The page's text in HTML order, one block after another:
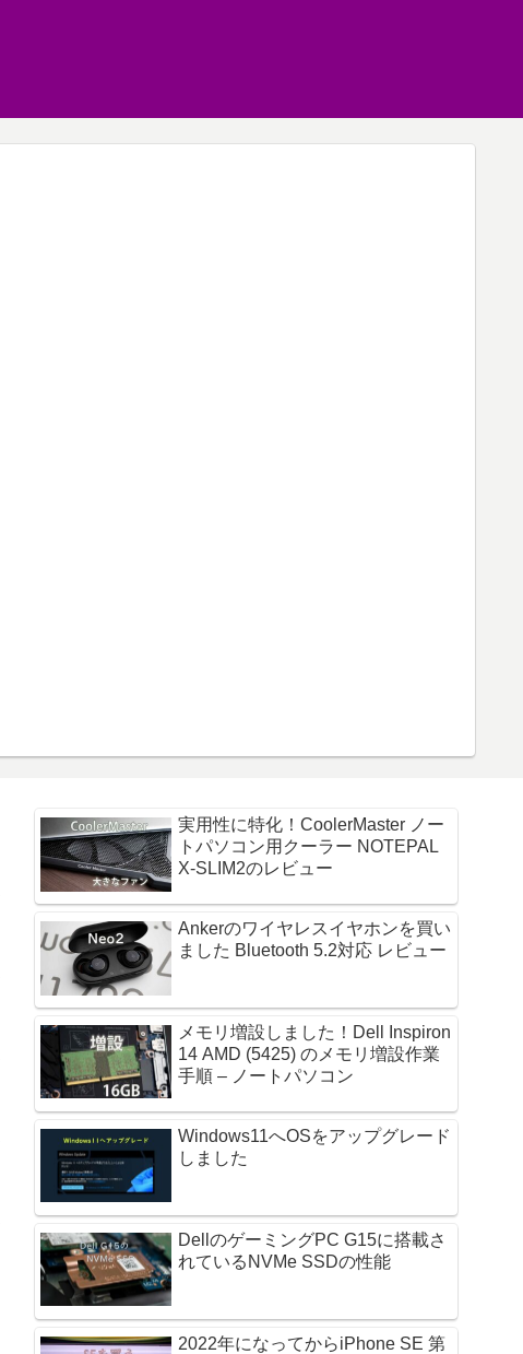
実用性に特化！CoolerMaster ノー
トパソコン用クーラー NOTEPAL
X-SLIM2のレビュー
Ankerのワイヤレスイヤホンを買い
ました Bluetooth 5.2対応 レビュー
メモリ増設しました！Dell Inspiron
14 AMD (5425) のメモリ増設作業
手順 – ノートパソコン
Windows11へOSをアップグレード
しました
DellのゲーミングPC G15に搭載さ
れているNVMe SSDの性能
2022年になってからiPhone SE 第